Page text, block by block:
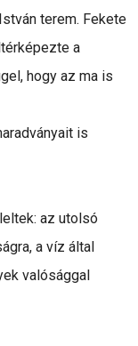
terem. Fekete
a
hogy az ma is
is
az utolsó
a víz által
valósággal